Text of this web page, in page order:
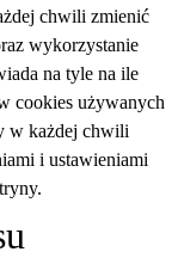
chwili zmienić
wykorzystanie
na tyle na ile
cookies używanych
w każdej chwili
i ustawieniami